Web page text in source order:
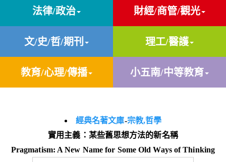
法律/政治 財經/商管/觀光
文/史/哲/期刊 理工/醫護
教育/心理/傳播 小五南/中等教育
經典名著文庫-宗教,哲學
實用主義：某些舊思想方法的新名稱
Pragmatism: A New Name for Some Old Ways of Thinking